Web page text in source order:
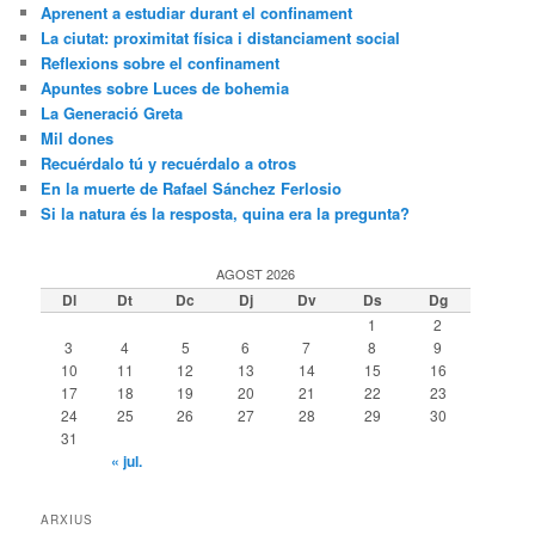
Aprenent a estudiar durant el confinament
La ciutat: proximitat física i distanciament social
Reflexions sobre el confinament
Apuntes sobre Luces de bohemia
La Generació Greta
Mil dones
Recuérdalo tú y recuérdalo a otros
En la muerte de Rafael Sánchez Ferlosio
Si la natura és la resposta, quina era la pregunta?
AGOST 2026
Dl Dt Dc Dj Dv Ds Dg
1
2
3
4 5 6 7 8
9
10
11 12 13 14 15
16
17
18 19 20 21 22
23
24
25 26 27 28 29
30
31
« jul.
ARXIUS